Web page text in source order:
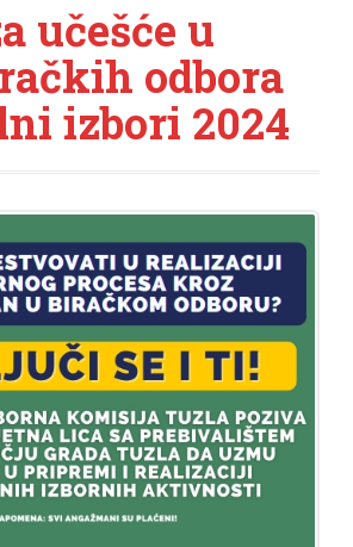
učešće u
odbora
izbori 2024